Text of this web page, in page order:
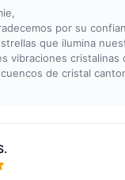
por su
que ilumina
vibraciones cristalinas
de cristal